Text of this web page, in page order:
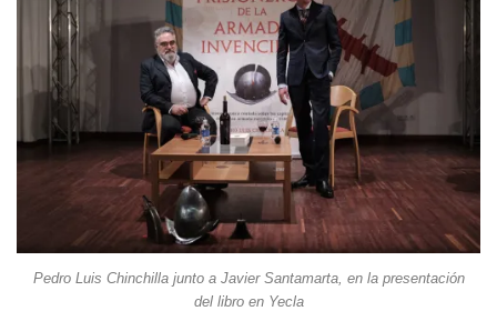
Pedro Luis Chinchilla junto a Javier Santamarta, en la presentación
del libro en Yecla